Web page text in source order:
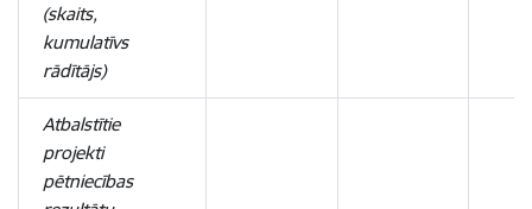
(skaits,
kumulatīvs
rādītājs)
Atbalstītie
projekti
pētniecības